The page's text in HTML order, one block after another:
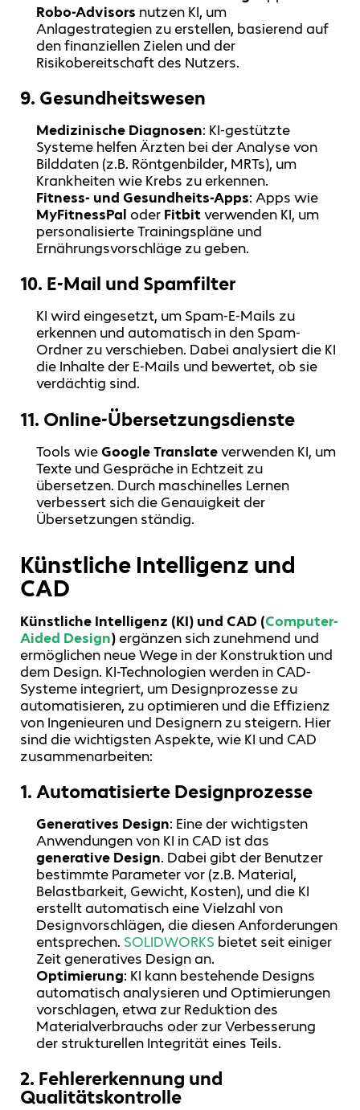
Robo-Advisors nutzen KI, um
Anlagestrategien zu erstellen, basierend auf
den finanziellen Zielen und der
Risikobereitschaft des Nutzers.
9. Gesundheitswesen
Medizinische Diagnosen: KI-gestützte
Systeme helfen Ärzten bei der Analyse von
Bilddaten (z.B. Röntgenbilder, MRTs), um
Krankheiten wie Krebs zu erkennen.
Fitness- und Gesundheits-Apps: Apps wie
MyFitnessPal oder Fitbitverwenden KI, um
personalisierte Trainingspläne und
Ernährungsvorschläge zu geben.
10. E-Mail und Spamfilter
KI wird eingesetzt, um Spam-E-Mails zu
erkennen und automatisch in den Spam-
Ordner zu verschieben. Dabei analysiert die KI
die Inhalte der E-Mails und bewertet, ob sie
verdächtig sind.
11. Online-Übersetzungsdienste
Tools wie Google Translateverwenden KI, um
Texte und Gespräche in Echtzeit zu
übersetzen. Durch maschinelles Lernen
verbessert sich die Genauigkeit der
Übersetzungen ständig.
Künstliche Intelligenz und
CAD
Künstliche Intelligenz (KI) und CAD (Computer-
Aided Design)ergänzen sich zunehmend und
ermöglichen neue Wege in der Konstruktion und
dem Design. KI-Technologien werden in CAD-
Systeme integriert, um Designprozesse zu
automatisieren, zu optimieren und die Effizienz
von Ingenieuren und Designern zu steigern. Hier
sind die wichtigsten Aspekte, wie KI und CAD
zusammenarbeiten:
1. Automatisierte Designprozesse
Generatives Design: Eine der wichtigsten
Anwendungen von KI in CAD ist das
generative Design. Dabei gibt der Benutzer
bestimmte Parameter vor (z.B. Material,
Belastbarkeit, Gewicht, Kosten), und die KI
erstellt automatisch eine Vielzahl von
Designvorschlägen, die diesen Anforderungen
entsprechen. SOLIDWORKS bietet seit einiger
Zeit generatives Design an.
Optimierung: KI kann bestehende Designs
automatisch analysieren und Optimierungen
vorschlagen, etwa zur Reduktion des
Materialverbrauchs oder zur Verbesserung
der strukturellen Integrität eines Teils.
2. Fehlererkennung und
Qualitätskontrolle